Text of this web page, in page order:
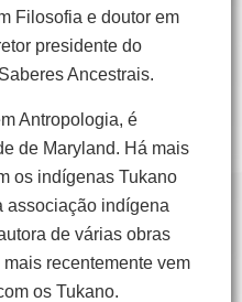
Filosofia e doutor em
presidente do
Ancestrais.
Antropologia, é
de Maryland. Há mais
os indígenas Tukano
associação indígena
de várias obras
recentemente vem
os Tukano.